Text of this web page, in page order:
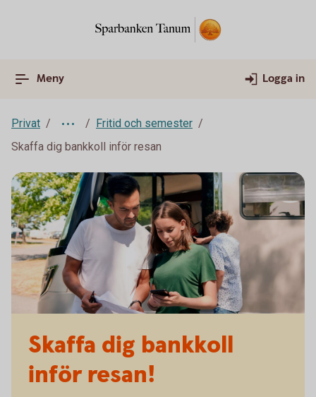
Meny Logga in
Privat
Fritid och semester
Skaffa dig bankkoll inför resan
Skaffa dig bankkoll
inför resan!